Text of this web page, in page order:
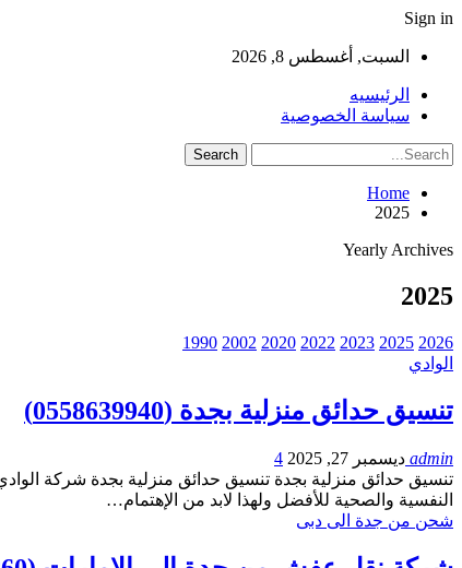
Sign in
السبت, أغسطس 8, 2026
الرئيسيه
سياسة الخصوصية
Home
2025
Yearly Archives
2025
2026
2025
2023
2022
2020
2002
1990
الوادي
تنسيق حدائق منزلية بجدة (0558639940)
admin ديسمبر 27, 2025
4
تنسيق حدائق منزلية بجدة تنسيق حدائق منزلية بجدة شركة
النفسية والصحية للأفضل ولهذا لابد من الإهتمام…
شحن من جدة الى دبى